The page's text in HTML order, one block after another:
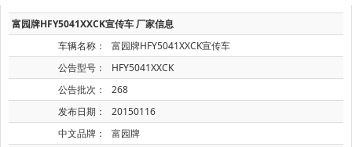
富园牌HFY5041XXCK宣传车 厂家信息
车辆名称：
富园牌HFY5041XXCK宣传车
公告型号：
HFY5041XXCK
公告批次：
268
发布日期：
20150116
中文品牌：
富园牌